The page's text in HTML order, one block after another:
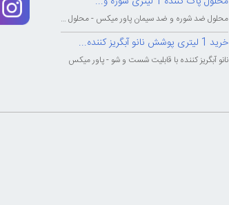
محلول ضد شوره و ضد سیمان پاور میکس - محلول پاک کننده و شوینده شوره و سیمان...
خرید 1 لیتری پوشش نانو آبگریز کننده...
نانو آبگریز کننده با قابلیت شست و شو - پاور میکس